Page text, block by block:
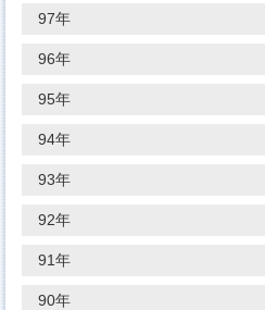
97年
96年
95年
94年
93年
92年
91年
90年